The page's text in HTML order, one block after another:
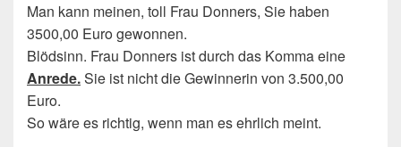
Man kann meinen, toll Frau Donners, Sie haben
3500,00 Euro gewonnen.
Blödsinn. Frau Donners ist durch das Komma eine
Anrede.Sie ist nicht die Gewinnerin von 3.500,00
Euro.
So wäre es richtig, wenn man es ehrlich meint.